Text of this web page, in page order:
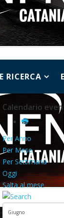
RICERCA
Calendario
Per Anno
Per Mese
Per Settimana
Oggi
Salta al mese